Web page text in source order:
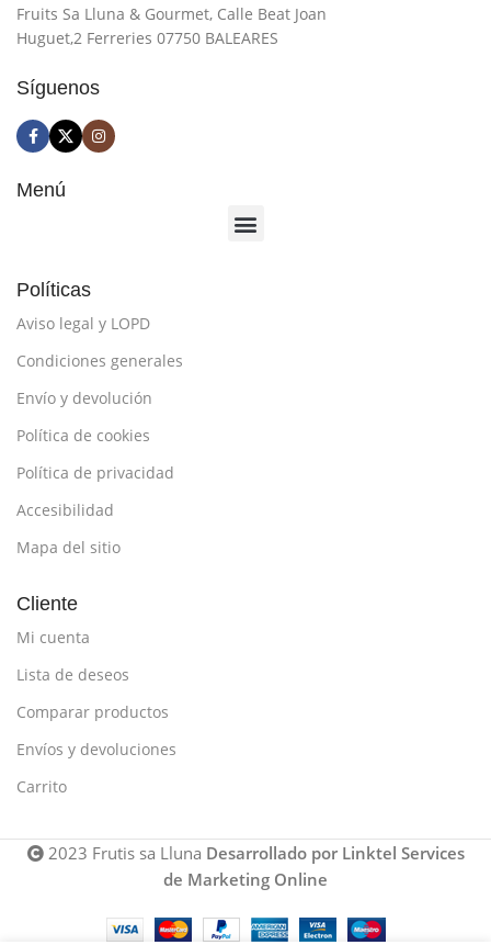
Fruits Sa Lluna & Gourmet, Calle Beat Joan
Huguet,2 Ferreries 07750 BALEARES
Síguenos
Menú
Políticas
Aviso legal y LOPD
Condiciones generales
Envío y devolución
Política de cookies
Política de privacidad
Accesibilidad
Mapa del sitio
Cliente
Mi cuenta
Lista de deseos
Comparar productos
Envíos y devoluciones
Carrito
2023 Frutis sa Lluna Desarrollado por Linktel Services
de Marketing Online